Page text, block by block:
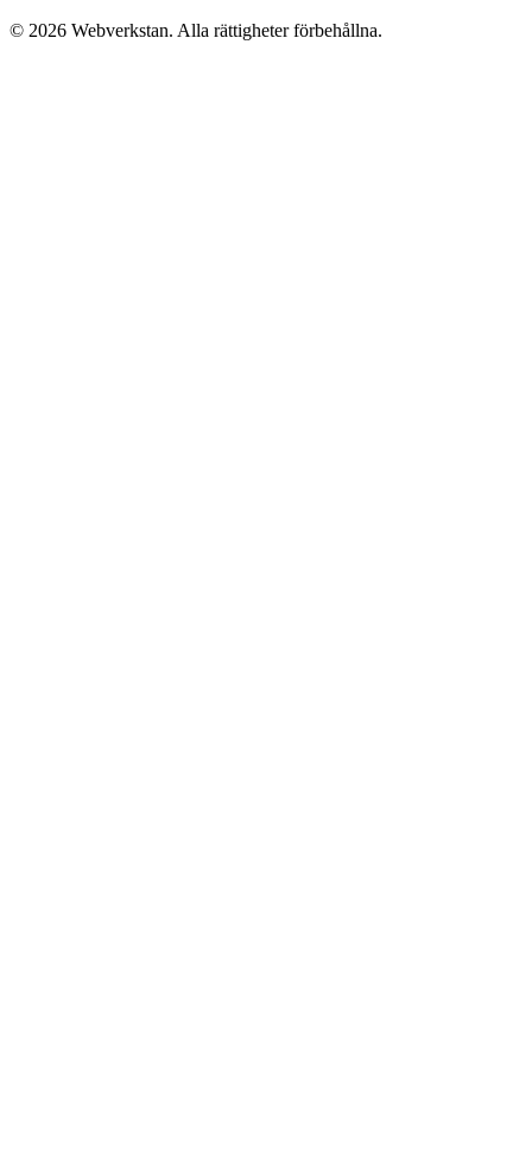
© 2026 Webverkstan. Alla rättigheter förbehållna.